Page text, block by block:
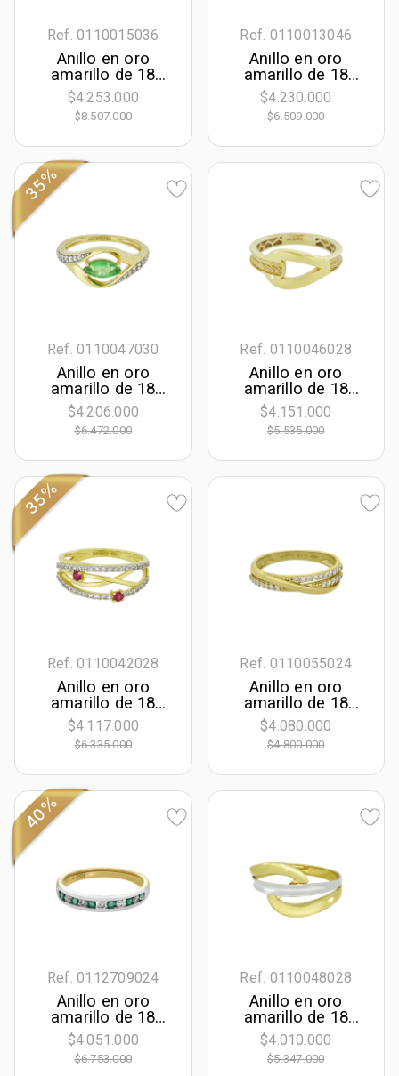
Ref. 0110015036
Anillo en oro
amarillo de 18
Kilates, con rubís
de 0.21 Ct y
diamantes de 0.36
$4.253.000
$8.507.000
Ref. 0110013046
Anillo en oro
amarillo de 18
Kilates, con
diamantes de 0.12
Ct
$4.230.000
$6.509.000
35%
Ref. 0110047030
Anillo en oro
amarillo de 18
Kilates, con
esmeralda central
de 0.50 Ct y
diamantes de 0.10
$4.206.000
$6.472.000
Ref. 0110046028
Anillo en oro
amarillo de 18
Kilates satinado
$4.151.000
$5.535.000
35%
Ref. 0110042028
Anillo en oro
amarillo de 18
Kilates, con 2
rubís centrales de
0.08 Ct y
diamantes de 0.20
$4.117.000
$6.335.000
Ref. 0110055024
Anillo en oro
amarillo de 18
Kilates, con
zircones
$4.080.000
$4.800.000
40%
Ref. 0112709024
Anillo en oro
amarillo de 18
Kilates, con
esmeraldas de
0.15 Ct y
$4.051.000
$6.753.000
Ref. 0110048028
Anillo en oro
amarillo de 18
Kilates
$4.010.000
$5.347.000